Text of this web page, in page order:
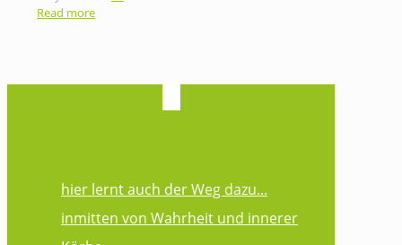
Read more
hier lernt auch der Weg dazu...
inmitten von Wahrheit und innerer